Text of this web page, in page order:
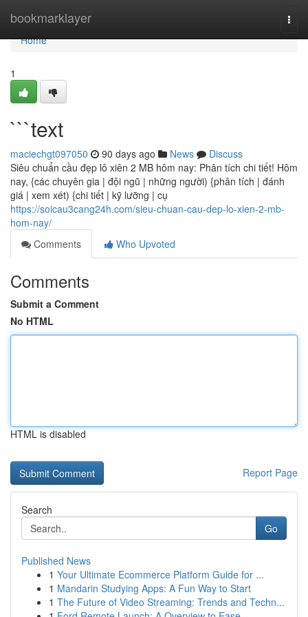
bookmarklayer
Home
Home
1
```text
maciechgt097050 90 days ago News
Discuss
Siêu chuẩn cầu đẹp lô xiên 2 MB hôm nay: Phân tích chi tiết! Hôm
nay, {các chuyên gia | đội ngũ | những người) {phân tích | đánh
giá | xem xét) {chi tiết | kỹ lưỡng | cụ
https://soicau3cang24h.com/sieu-chuan-cau-dep-lo-xien-2-mb-
hom-nay/
Comments
Who Upvoted
Comments
Submit a Comment
No HTML
HTML is disabled
Report Page
Search
Go
Published News
1 Your Ultimate Ecommerce Platform Guide for ...
1 Mandarin Studying Apps: A Fun Way to Start
1 The Future of Video Streaming: Trends and Techn...